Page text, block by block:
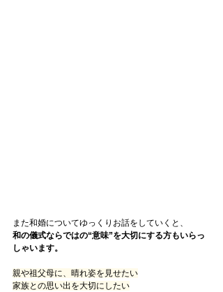
また和婚についてゆっくりお話をしていくと、
和の儀式ならではの“意味”を大切にする方もいらっ
しゃいます。
親や祖父母に、晴れ姿を見せたい
家族との思い出を大切にしたい